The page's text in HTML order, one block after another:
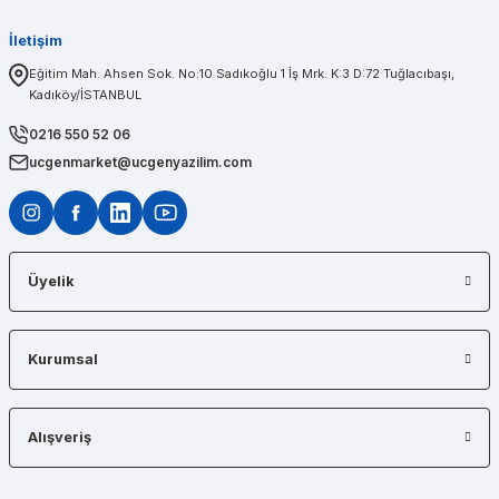
İletişim
Eğitim Mah. Ahsen Sok. No:10 Sadıkoğlu 1 İş Mrk. K:3 D:72 Tuğlacıbaşı,
Kadıköy/İSTANBUL
0216 550 52 06
ucgenmarket@ucgenyazilim.com
Üyelik
Kurumsal
Alışveriş